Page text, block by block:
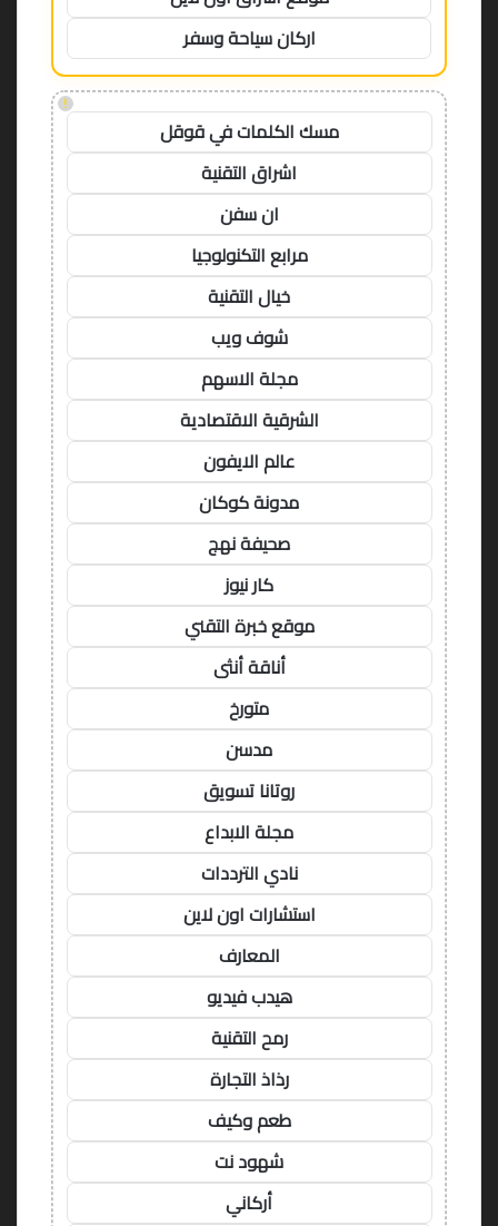
اركان سياحة وسفر
!
مسك الكلمات في قوقل
اشراق التقنية
ان سفن
مرابع التكنولوجيا
خيال التقنية
شوف ويب
مجلة الاسهم
الشرقية الاقتصادية
عالم الايفون
مدونة كوكان
صحيفة نهج
كار نيوز
موقع خبرة التقني
أناقة أنثى
متورخ
مدسن
روتانا تسويق
مجلة الابداع
نادي الترددات
استشارات اون لاين
المعارف
هيدب فيديو
رمح التقنية
رذاذ التجارة
طعم وكيف
شهود نت
أركاني